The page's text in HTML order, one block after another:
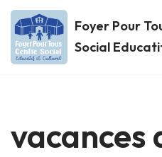
Aller
au
Foyer Pour
Social
vacances